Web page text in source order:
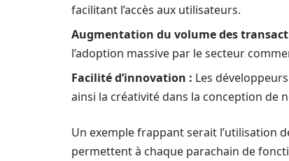
facilitant l’accès aux utilisateurs.
Augmentation du volume des
l’adoption massive par le secteur
Facilité d’innovation : Les
ainsi la créativité dans la conception de
Un exemple frappant serait l’utilisation
permettent à chaque parachain de